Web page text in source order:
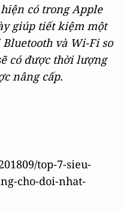
có trong Apple
giúp tiết kiệm một
và Wi-Fi so
có được thời lượng
nâng cấp.
top-7-sieu-
cho-doi-nhat-